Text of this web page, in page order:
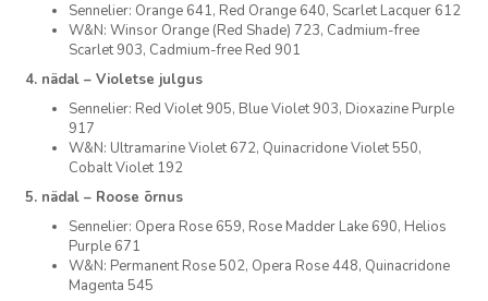
Sennelier: Orange 641, Red Orange 640, Scarlet Lacquer 612
W&N: Winsor Orange (Red Shade) 723, Cadmium-free
Scarlet 903, Cadmium-free Red 901
4. nädal – Violetse julgus
Sennelier: Red Violet 905, Blue Violet 903, Dioxazine Purple
917
W&N: Ultramarine Violet 672, Quinacridone Violet 550,
Cobalt Violet 192
5. nädal – Roose õrnus
Sennelier: Opera Rose 659, Rose Madder Lake 690, Helios
Purple 671
W&N: Permanent Rose 502, Opera Rose 448, Quinacridone
Magenta 545